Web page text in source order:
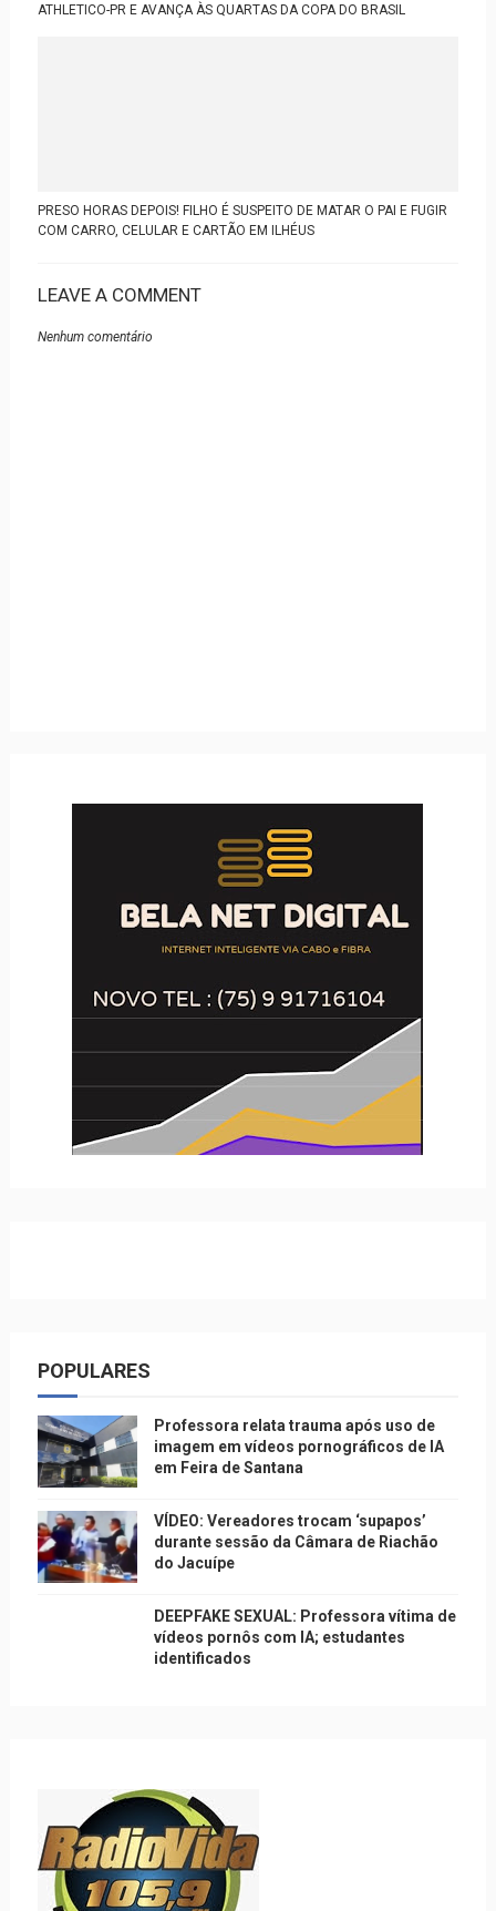
ATHLETICO-PR E AVANÇA ÀS QUARTAS DA COPA DO BRASIL
PRESO HORAS DEPOIS! FILHO É SUSPEITO DE MATAR O PAI E FUGIR
COM CARRO, CELULAR E CARTÃO EM ILHÉUS
LEAVE A COMMENT
Nenhum comentário
POPULARES
Professora relata trauma após uso de
imagem em vídeos pornográficos de IA
em Feira de Santana
VÍDEO: Vereadores trocam ‘supapos’
durante sessão da Câmara de Riachão
do Jacuípe
DEEPFAKE SEXUAL: Professora vítima de
vídeos pornôs com IA; estudantes
identificados